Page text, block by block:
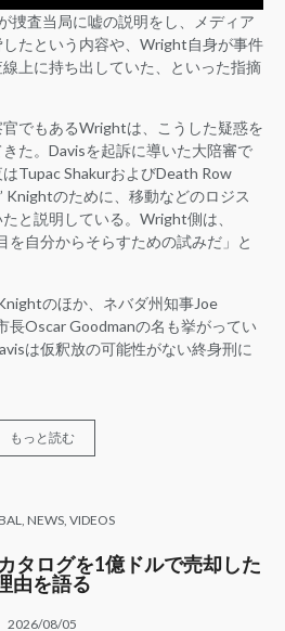
捜査当局に嘘の説明をし、メディア
たという内容や、Wright自身が事件
上に持ち出していた、といった指摘
でもあるWrightは、こうした疑惑を
た。Davisを起訴に導いた大陪審で
Tupac ShakurおよびDeath Row
Knightのために、移動などのロジス
と説明している。Wright側は、
を自分からそらすための試みだ」と
のほか、ネバダ州知事Joe
長Oscar Goodmanの名も挙がってい
は仮釈放の可能性がない終身刑に
もっと読む
NEWS, VIDEOS
タログを1億ドルで売却した
由を語る
2026/08/05